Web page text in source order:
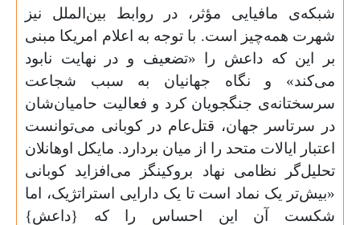
شبکه‌ی مافیایی مؤثر، در روابط بین‌الملل نیز
شهرت همه‌چیز است. با توجه به اعلام امریکا مبنی
بر این که داعش را «تضعیف و در نهایت نابود
می‌کند» و نگاه جهانیان به سبب شجاعت
سرسختانه‌ی جنگجویان کرد و فعالیت حامیان‌شان
در سرتاسر جهان، قتل‌عام در کوبانی می‌توانست
اعتبار ایالات متحد را از میان بردارد. مایکل اوهانلان
تحلیل‌گر نظامی نهاد بروکینگز می‌افزاید کوبانی
«بیش‌تر یک نماد است تا یک دارایی استراتژیک، اما
شکست آن این احساس را که {داعش}